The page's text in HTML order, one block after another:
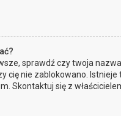
sprawdź czy twoja
cię nie zablokowano.
Skontaktuj się z